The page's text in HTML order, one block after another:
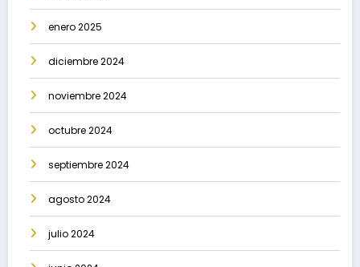
enero 2025
diciembre 2024
noviembre 2024
octubre 2024
septiembre 2024
agosto 2024
julio 2024